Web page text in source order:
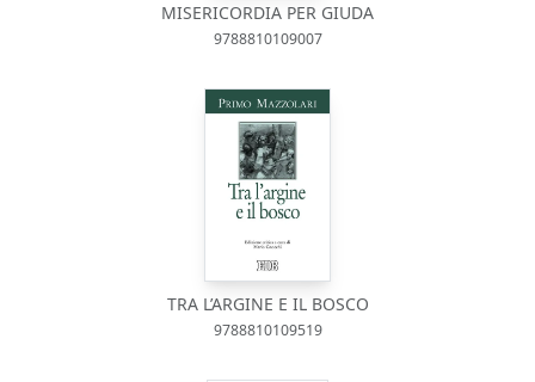
MISERICORDIA PER GIUDA
9788810109007
TRA L’ARGINE E IL BOSCO
9788810109519